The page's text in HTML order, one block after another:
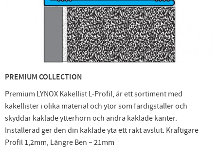
PREMIUM COLLECTION
Premium LYNOX Kakellist L-Profil, är ett sortiment med
kakellister i olika material och ytor som färdigställer och
skyddar kaklade ytterhörn och andra kaklade kanter.
Installerad ger den din kaklade yta ett rakt avslut. Kraftigare
Profil 1,2mm, Längre Ben – 21mm